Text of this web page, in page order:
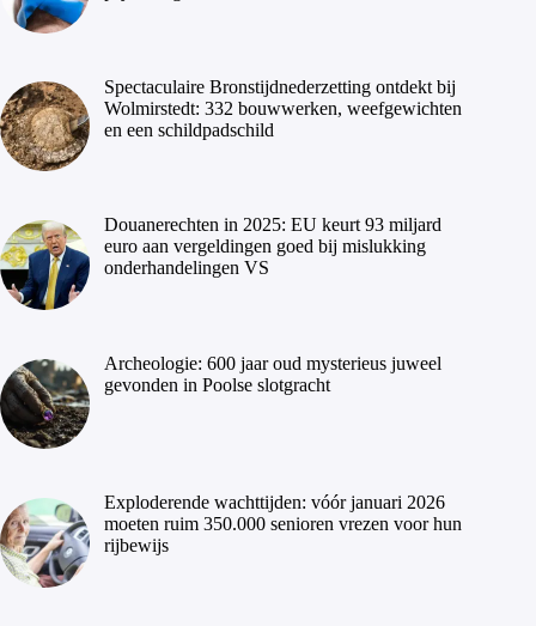
Spectaculaire Bronstijdnederzetting ontdekt bij
Wolmirstedt: 332 bouwwerken, weefgewichten
en een schildpadschild
Douanerechten in 2025: EU keurt 93 miljard
euro aan vergeldingen goed bij mislukking
onderhandelingen VS
Archeologie: 600 jaar oud mysterieus juweel
gevonden in Poolse slotgracht
Exploderende wachttijden: vóór januari 2026
moeten ruim 350.000 senioren vrezen voor hun
rijbewijs